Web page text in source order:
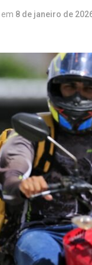
em 8 de janeiro de